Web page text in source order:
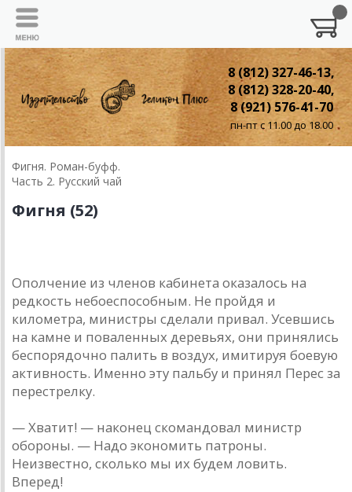
8 (812) 327-46-13,
8 (812) 328-20-40,
8 (921) 576-41-70
пн-пт с 11.00 до 18.00
Фигня. Роман-буфф.
Часть 2. Русский чай
Фигня (52)
Ополчение из членов кабинета оказалось на
редкость небоеспособным. Не пройдя и
километра, министры сделали привал. Усевшись
на камне и поваленных деревьях, они принялись
беспорядочно палить в воздух, имитируя боевую
активность. Именно эту пальбу и принял Перес за
перестрелку.
— Хватит! — наконец скомандовал министр
обороны. — Надо экономить патроны.
Неизвестно, сколько мы их будем ловить.
Вперед!